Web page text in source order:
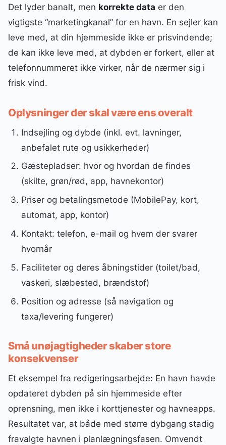
Det lyder banalt, men korrekte data er den
vigtigste “marketingkanal” for en havn. En sejler kan
leve med, at din hjemmeside ikke er prisvindende;
de kan ikke leve med, at dybden er forkert, eller at
telefonnummeret ikke virker, når de nærmer sig i
frisk vind.
Oplysninger der skal være ens overalt
Indsejling og dybde (inkl. evt. lavninger,
anbefalet rute og usikkerheder)
Gæstepladser: hvor og hvordan de findes
(skilte, grøn/rød, app, havnekontor)
Priser og betalingsmetode (MobilePay, kort,
automat, app, kontor)
Kontakt: telefon, e-mail og hvem der svarer
hvornår
Faciliteter og deres åbningstider (toilet/bad,
vaskeri, slæbested, brændstof)
Position og adresse (så navigation og
taxa/levering fungerer)
Små unøjagtigheder skaber store
konsekvenser
Et eksempel fra redigeringsarbejde: En havn havde
opdateret dybden på sin hjemmeside efter
oprensning, men ikke i korttjenester og havneapps.
Resultatet var, at både med større dybgang stadig
fravalgte havnen i planlægningsfasen. Omvendt